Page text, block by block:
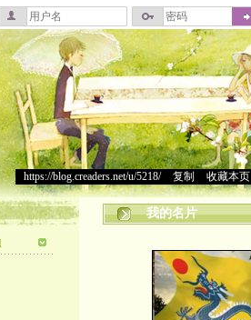
https://blog.creaders.net/u/5218/> 复制 收藏本页
我的名片